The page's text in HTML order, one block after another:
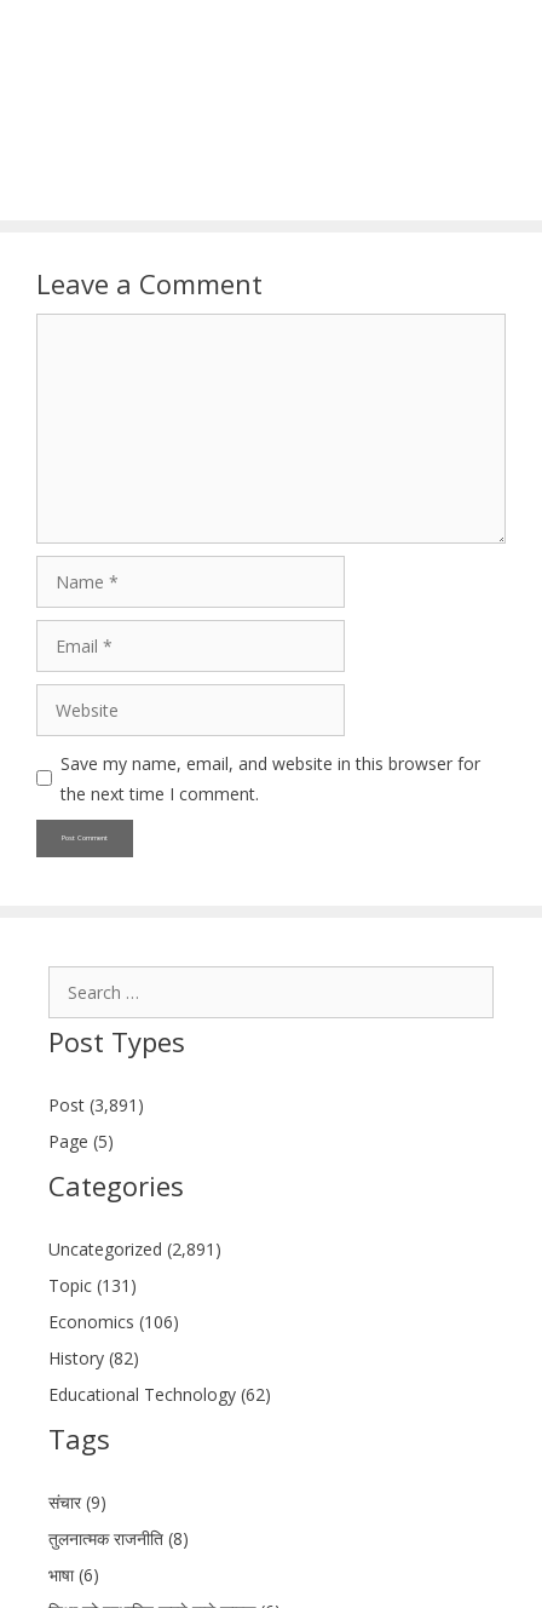
Leave a Comment
Save my name, email, and website in this browser for
the next time I comment.
Post Types
Post (3,891)
Page (5)
Categories
Uncategorized (2,891)
Topic (131)
Economics (106)
History (82)
Educational Technology (62)
Tags
संचार (9)
तुलनात्मक राजनीति (8)
भाषा (6)